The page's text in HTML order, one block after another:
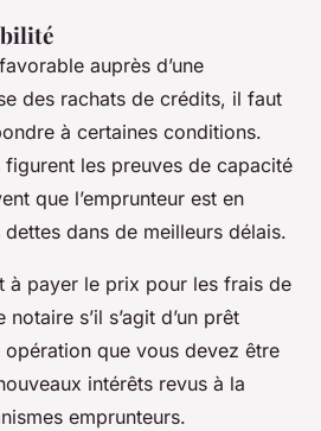
auprès d’une
des rachats de crédits, il faut
à certaines conditions.
les preuves de capacité
que l’emprunteur est en
dans de meilleurs délais.
à payer le prix pour les frais de
s’il s’agit d’un prêt
opération que vous devez être
intérêts revus à la
emprunteurs.